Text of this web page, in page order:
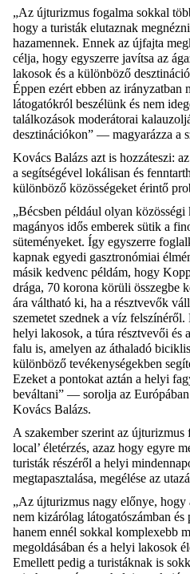
„Az újturizmus fogalma sokkal
hogy a turisták elutaznak
hazamennek. Ennek az újfajta
célja, hogy egyszerre javítsa az
lakosok és a különböző
Éppen ezért ebben az irányzatban
látogatókról beszélünk és nem
találkozások moderátorai
desztinációkon” — magyarázza a
Kovács Balázs azt is hozzáteszi: a
a segítségével lokálisan és
különböző közösségeket érintő
„Bécsben például olyan
magányos idős emberek sütik a
süteményeket. Így egyszerre
kapnak egyedi gasztronómiai
másik kedvenc példám, hogy
drága, 70 korona körüli összegbe
ára váltható ki, ha a résztvevők
szemetet szednek a víz felszínéről.
helyi lakosok, a túra résztvevői és
falu is, amelyen az áthaladó bic
különböző tevékenységekben
Ezeket a pontokat aztán a helyi
beváltani” — sorolja az
Kovács Balázs.
A szakember szerint az újturizmus
local’ életérzés, azaz hogy egyre
turisták részéről a helyi
megtapasztalása, megélése az
„Az újturizmus nagy előnye, hogy
nem kizárólag látogatószámban és
hanem ennél sokkal komplexebb
megoldásában és a helyi lakosok
Emellett pedig a turistáknak is